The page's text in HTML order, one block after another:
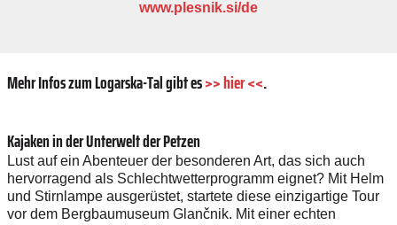
www.plesnik.si/de
Mehr Infos zum Logarska-Tal gibt es>> hier <<.
Kajaken in der Unterwelt der Petzen
Lust auf ein Abenteuer der besonderen Art, das sich auch
hervorragend als Schlechtwetterprogramm eignet? Mit Helm
und Stirnlampe ausgerüstet, startete diese einzigartige Tour
vor dem Bergbaumuseum Glančnik. Mit einer echten